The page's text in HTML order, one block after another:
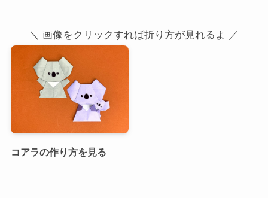
＼ 画像をクリックすれば折り方が見れるよ ／
コアラの作り方を見る